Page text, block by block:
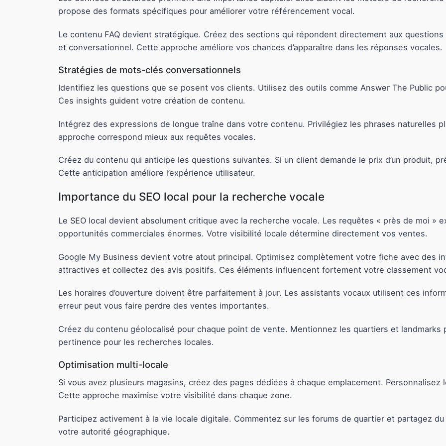
propose des formats spécifiques pour améliorer votre référencement vocal.
Le contenu FAQ devient stratégique. Créez des sections qui répondent directement aux
et conversationnel. Cette approche améliore vos chances d’apparaître dans les réponses vocales.
Stratégies de mots-clés conversationnels
Identifiez les questions que se posent vos clients. Utilisez des outils comme Answer The Public
Ces insights guident votre création de contenu.
Intégrez des expressions de longue traîne dans votre contenu. Privilégiez les phrases naturelles
approche correspond mieux aux requêtes vocales.
Créez du contenu qui anticipe les questions suivantes. Si un client demande le prix d’un produit,
Cette anticipation améliore l’expérience utilisateur.
Importance du SEO local pour la recherche vocale
Le SEO local devient absolument critique avec la recherche vocale. Les requêtes « près de moi »
opportunités commerciales énormes. Votre visibilité locale détermine directement vos ventes.
Google My Business devient votre atout principal. Optimisez complètement votre fiche avec des
attractives et collectez des avis positifs. Ces éléments influencent fortement votre classement
Les horaires d’ouverture doivent être parfaitement à jour. Les assistants vocaux utilisent ces
erreur peut vous faire perdre des ventes importantes.
Créez du contenu géolocalisé pour chaque point de vente. Mentionnez les quartiers et
pertinence pour les recherches locales.
Optimisation multi-locale
Si vous avez plusieurs magasins, créez des pages dédiées à chaque emplacement.
Cette approche maximise votre visibilité dans chaque zone.
Participez activement à la vie locale digitale. Commentez sur les forums de quartier et partagez
votre autorité géographique.